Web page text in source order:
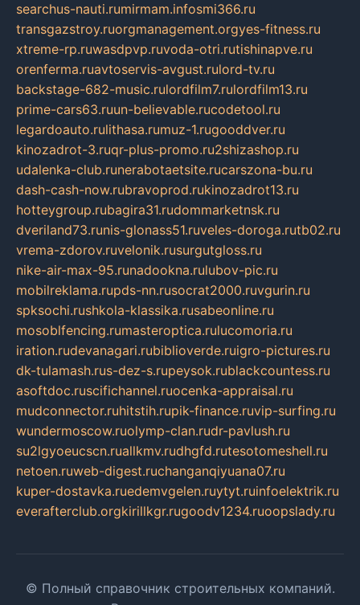
searchus-nauti.rumirmam.infosmi366.ru
transgazstroy.ruorgmanagement.orgyes-fitness.ru
xtreme-rp.ruwasdpvp.ruvoda-otri.rutishinapve.ru
orenferma.ruavtoservis-avgust.rulord-tv.ru
backstage-682-music.rulordfilm7.rulordfilm13.ru
prime-cars63.ruun-believable.rucodetool.ru
legardoauto.rulithasa.rumuz-1.rugooddver.ru
kinozadrot-3.ruqr-plus-promo.ru2shizashop.ru
udalenka-club.runerabotaetsite.rucarszona-bu.ru
dash-cash-now.rubravoprod.rukinozadrot13.ru
hotteygroup.rubagira31.rudommarketnsk.ru
dveriland73.runis-glonass51.ruveles-doroga.rutb02.ru
vrema-zdorov.ruvelonik.rusurgutgloss.ru
nike-air-max-95.runadookna.rulubov-pic.ru
mobilreklama.rupds-nn.rusocrat2000.ruvgurin.ru
spksochi.rushkola-klassika.rusabeonline.ru
mosoblfencing.rumasteroptica.rulucomoria.ru
iration.rudevanagari.rubiblioverde.ruigro-pictures.ru
dk-tulamash.rus-dez-s.rupeysok.rublackcountess.ru
asoftdoc.ruscifichannel.ruocenka-appraisal.ru
mudconnector.ruhitstih.rupik-finance.ruvip-surfing.ru
wundermoscow.ruolymp-clan.rudr-pavlush.ru
su2lgyoeucscn.ruallkmv.rudhgfd.rutesotomeshell.ru
netoen.ruweb-digest.ruchanganqiyuana07.ru
kuper-dostavka.ruedemvgelen.ruytyt.ruinfoelektrik.ru
everafterclub.orgkirillkgr.rugoodv1234.ruoopslady.ru
© Полный справочник строительных компаний.